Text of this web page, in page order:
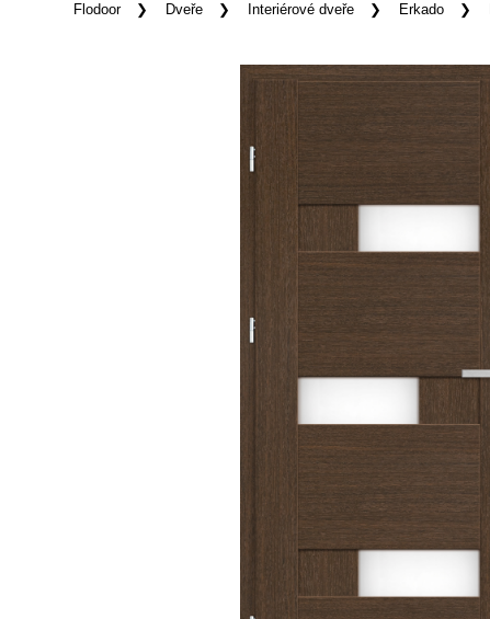
Flodoor Dveře Interiérové dveře Erkado